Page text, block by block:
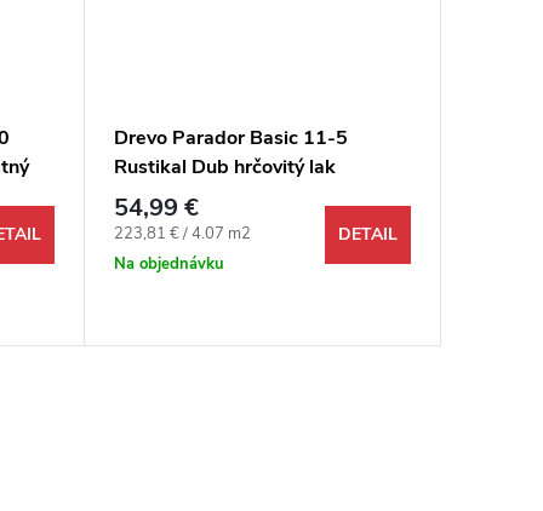
Drevo Parador Basic 11-5
Rustikal Dub hrčovitý lak
trojlamela
54,99 €
Jednotková cena:
223,81 € / 4.07 m2
Na objednávku
DETAIL